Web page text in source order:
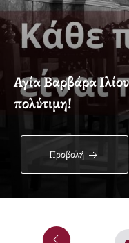
Αγία Βαρβάρα
πολύτιμη!
Προβολή